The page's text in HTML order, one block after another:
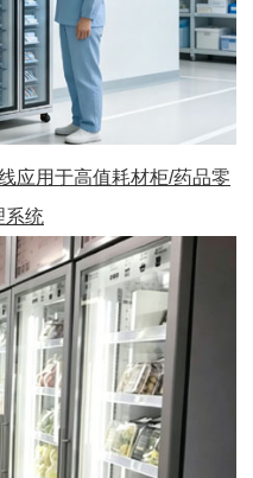
应用于高值耗材柜/药品零
系统